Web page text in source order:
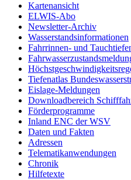
Kartenansicht
ELWIS-Abo
Newsletter-Archiv
Wasserstandsinformationen
Fahrrinnen- und
Tiefenatlas
Eislage-Meldungen
Downloadbereich
Förderprogramme
Inland ENC der WSV
Daten und Fakten
Adressen
Telematikanwendungen
Chronik
Hilfetexte